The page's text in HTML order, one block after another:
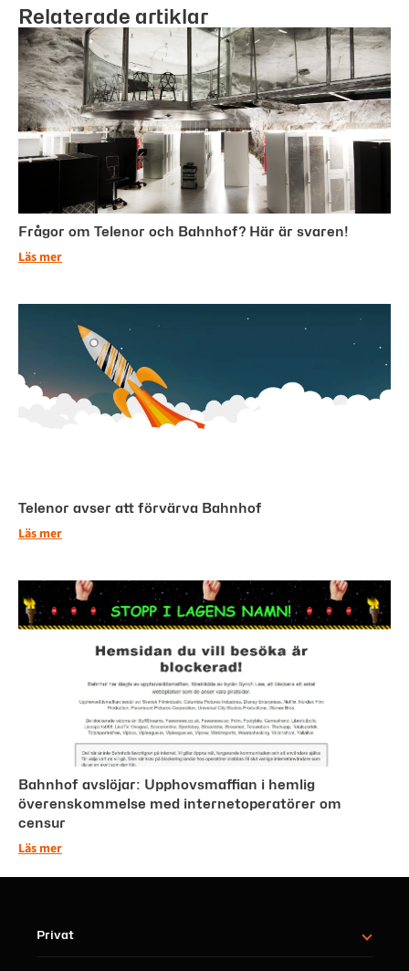
Relaterade artiklar
Frågor om Telenor och Bahnhof? Här är svaren!
Läs mer
Telenor avser att förvärva Bahnhof
Läs mer
Bahnhof avslöjar: Upphovsmaffian i hemlig
överenskommelse med internetoperatörer om
censur
Läs mer
Privat